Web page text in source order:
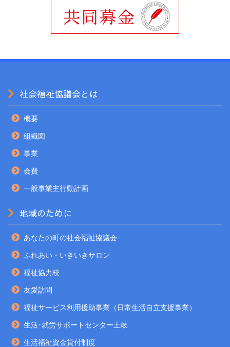
社会福祉協議会とは
概要
組織図
事業
会費
一般事業主行動計画
地域のために
あなたの町の社会福祉協議会
ふれあい・いきいきサロン
福祉協力校
友愛訪問
福祉サービス利用援助事業（日常生活自立支援事業）
生活･就労サポートセンター土岐
生活福祉資金貸付制度